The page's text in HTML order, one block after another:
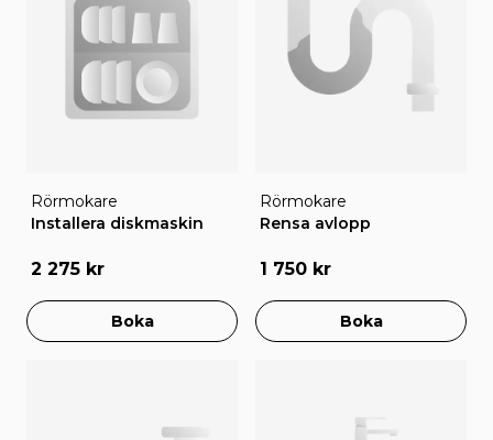
Rörmokare
Installera diskmaskin
2 275 kr
Boka
Rörmokare
Rensa avlopp
1 750 kr
Boka